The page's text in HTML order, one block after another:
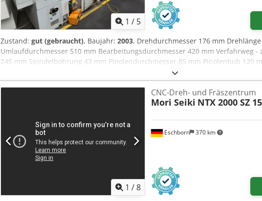
1 / 5
Zustand: gut (gebraucht), Baujahr: 2003, Drehdurchmesser 176 mm
Umlaufdurchmesser 510 mm Bearbeitungsdurchmesser 420 mm Verfahrweg -
245 mm Spindelbohrung 43 mm Pinolendurchmesser 85 mm Pinolenhub 120
Spindeldrehzahl 60-6.000 U/min. Eilgang in X-und Z-Richtung 24 m/min
Gesamtleistungsbedarf 5,5 kW Maschinengewicht ca. 3.400 kg Raumbedarf ca.
1 /8
Eschborn 370 km
CNC-Dreh- und Fräszentrum
Mori Seiki NTX 2000 SZ